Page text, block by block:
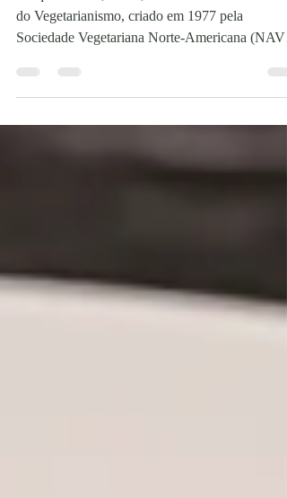
Na quarta-feira, 01/10, é celebrado o Dia
Sociedade Vegetariana Norte-Americana
e,...